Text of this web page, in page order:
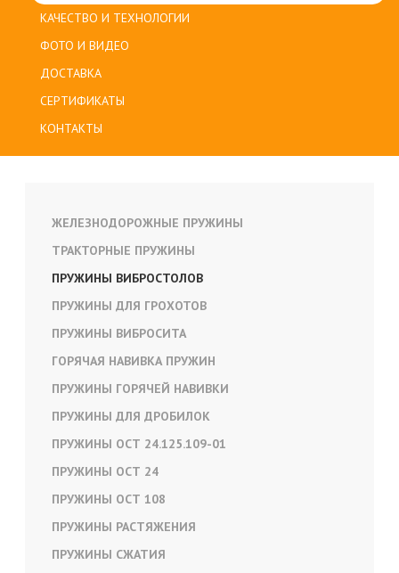
КАЧЕСТВО И ТЕХНОЛОГИИ
ФОТО И ВИДЕО
ДОСТАВКА
СЕРТИФИКАТЫ
КОНТАКТЫ
ЖЕЛЕЗНОДОРОЖНЫЕ ПРУЖИНЫ
ТРАКТОРНЫЕ ПРУЖИНЫ
ПРУЖИНЫ ВИБРОСТОЛОВ
ПРУЖИНЫ ДЛЯ ГРОХОТОВ
ПРУЖИНЫ ВИБРОСИТА
ГОРЯЧАЯ НАВИВКА ПРУЖИН
ПРУЖИНЫ ГОРЯЧЕЙ НАВИВКИ
ПРУЖИНЫ ДЛЯ ДРОБИЛОК
ПРУЖИНЫ ОСТ 24.125.109-01
ПРУЖИНЫ ОСТ 24
ПРУЖИНЫ ОСТ 108
ПРУЖИНЫ РАСТЯЖЕНИЯ
ПРУЖИНЫ СЖАТИЯ